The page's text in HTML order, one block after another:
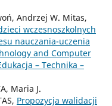
Andrzej W. Mitas,
wczesnoszkolnych
nauczania-uczenia
and Computer
– Technika –
Maria J.
Propozycja walidacji